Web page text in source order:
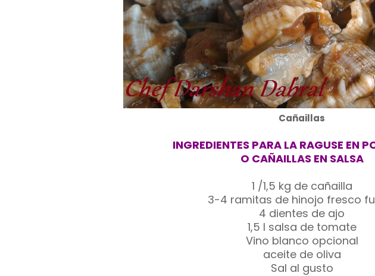
Cañaillas
INGREDIENTES PARA LA RAGUSE EN
O CAÑAILLAS EN SALSA
1 /1,5 kg de cañailla
3-4 ramitas de hinojo fresco
4 dientes de ajo
1,5 l salsa de tomate
Vino blanco opcional
aceite de oliva
Sal al gusto